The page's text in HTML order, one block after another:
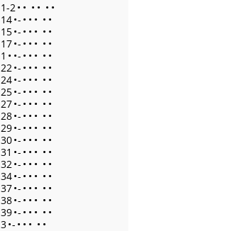
1-2• • • • • •
14•- • • • • •
15•- • • • • •
17•- • • • • •
1 • •- • • • • •
22•- • • • • •
24•- • • • • •
25•- • • • • •
27•- • • • • •
28•- • • • • •
29•- • • • • •
30•- • • • • •
31 •- • • • • •
32•- • • • • •
34•- • • • • •
37•- • • • • •
38•- • • • • •
39•- • • • • •
3•- • • • • •